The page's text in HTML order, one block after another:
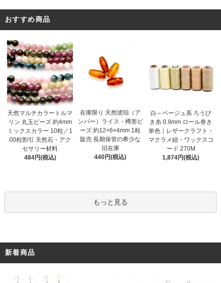
おすすめ商品
天然マルチカラートルマ
リン 丸玉ビーズ 約4mm
ミックスカラー 10粒／1
00粒割引 天然石・アク
セサリー材料
484円(税込)
在庫限り 天然琥珀（ア
ンバー）ライス・樽形ビ
ーズ 約12×6×4mm 1粒
販売 長期保管の希少な
旧在庫
440円(税込)
白～ベージュ系 ろうび
き糸 0.9mm ロール巻き
単色｜レザークラフト・
マクラメ紐・ワックスコ
ード 270M
1,874円(税込)
もっと見る
新着商品